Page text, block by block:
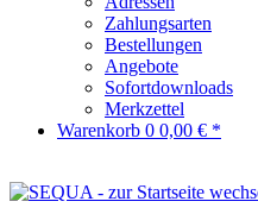
Zahlungsarten
Bestellungen
Angebote
Sofortdownloads
Merkzettel
Warenkorb 0 0,00 € *